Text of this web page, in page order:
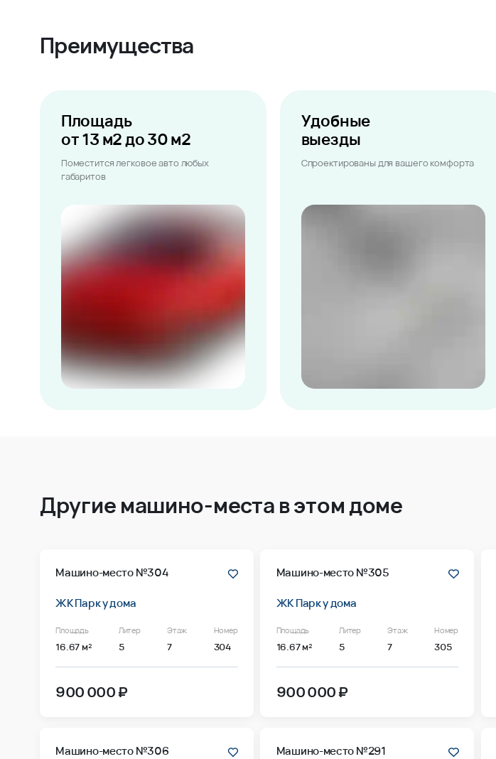
Преимущества
Площадь
от 13 м2 до 30 м2
Поместится легковое авто любых
габаритов
Удобные
выезды
Спроектированы для вашего комфорта
Другие машино-места в этом доме
Машино-место №304
ЖК Парк у дома
Площадь
16.67 м²
Литер
5
Этаж
7
Номер
304
900 000 ₽
Машино-место №305
ЖК Парк у дома
Площадь
16.67 м²
Литер
5
Этаж
7
Номер
305
900 000 ₽
Машино-место №306 Машино-место №291